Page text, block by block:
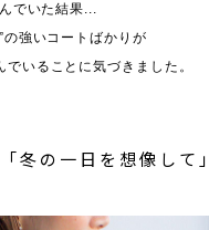
でいた結果...
の強いコートばかりが
いることに気づきました。
「冬の一日を想像して」